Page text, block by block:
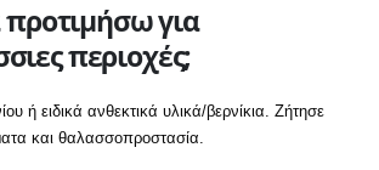
προτιμήσω για
περιοχές;
ή ειδικά ανθεκτικά υλικά/βερνίκια. Ζήτησε
και θαλασσοπροστασία.